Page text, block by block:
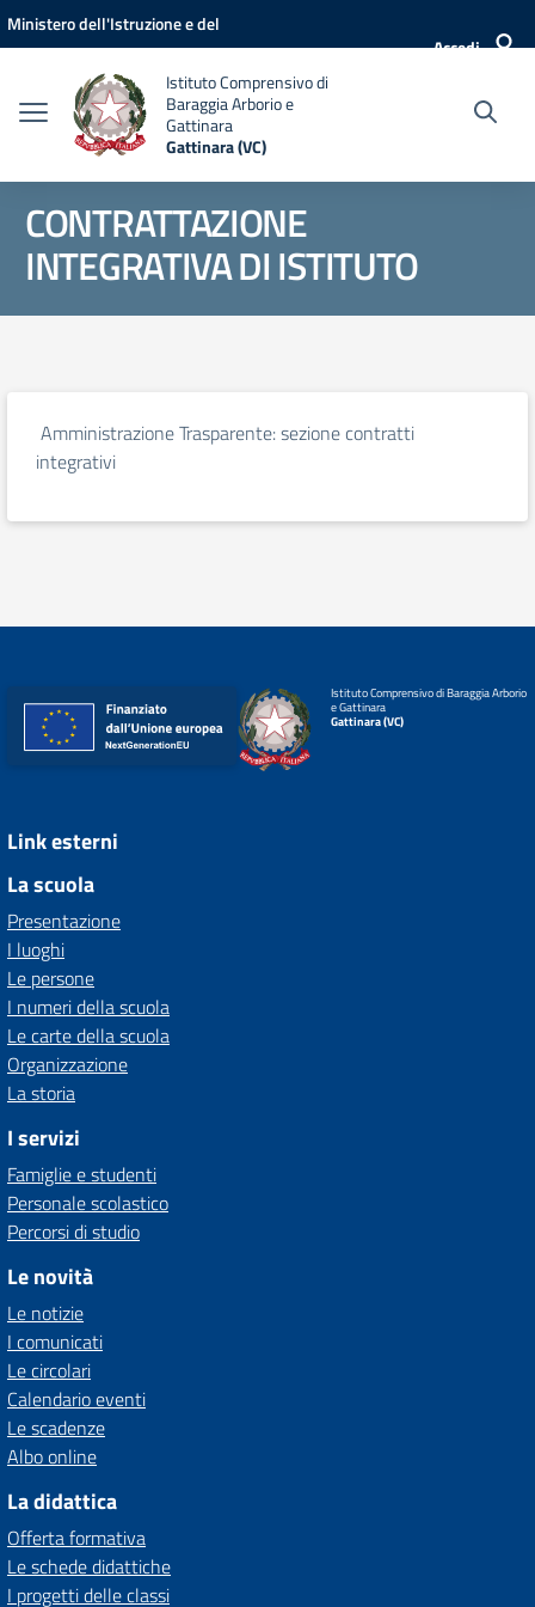
Vai ai contenuti
Vai al menu di navigazione
Vai al footer
Ministero dell'Istruzione e del
Accedi
Istituto Comprensivo di
Baraggia Arborio e
Gattinara
Gattinara (VC)
CONTRATTAZIONE
INTEGRATIVA DI ISTITUTO
Amministrazione Trasparente: sezione contratti
integrativi
Istituto Comprensivo di Baraggia Arborio
e Gattinara
Gattinara (VC)
Link esterni
La scuola
Presentazione
I luoghi
Le persone
I numeri della scuola
Le carte della scuola
Organizzazione
La storia
I servizi
Famiglie e studenti
Personale scolastico
Percorsi di studio
Le novità
Le notizie
I comunicati
Le circolari
Calendario eventi
Le scadenze
Albo online
La didattica
Offerta formativa
Le schede didattiche
I progetti delle classi